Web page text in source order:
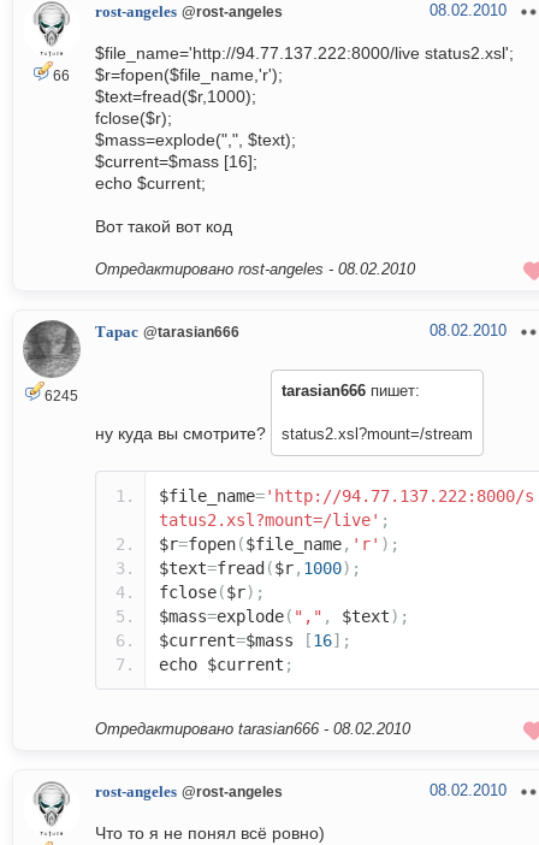
66
rost-angeles @rost-angeles 08.02.2010
$file_name='http://94.77.137.222:8000/live status2.xsl';
$r=fopen($file_name,'r');
$text=fread($r,1000);
fclose($r);
$mass=explode(",", $text);
$current=$mass [16];
echo $current;
Вот такой вот код
Отредактировано rost-angeles - 08.02.2010
6245
Тарас @tarasian666 08.02.2010
ну куда вы смотрите?
tarasian666 пишет:
status2.xsl?mount=/stream
$file_name='http://94.77.137.222:8000/s
tatus2.xsl?mount=/live' ;
$r=fopen($file_name, 'r' );
$text=fread ($r, 1000);
fclose($r);
$mass=explode( "," , $text);
$current=$mass [16];
echo $current ;
Отредактировано tarasian666 - 08.02.2010
rost-angeles @rost-angeles 08.02.2010
Что то я не понял всё ровно)